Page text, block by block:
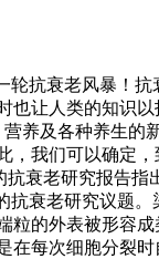
抗衰老风暴！
让人类的知识
养及各种养生的
我们可以确定
衰老研究报告
衰老研究议题
的外表被形容
每次细胞分裂